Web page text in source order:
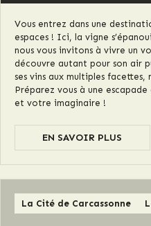
Vous entrez dans une
espaces ! Ici, la vigne
nous vous invitons à vivre un
découvre autant pour son air
ses vins aux multiples
Préparez vous à une
et votre imaginaire !
EN SAVOIR PLUS
La Cité de Carcassonne